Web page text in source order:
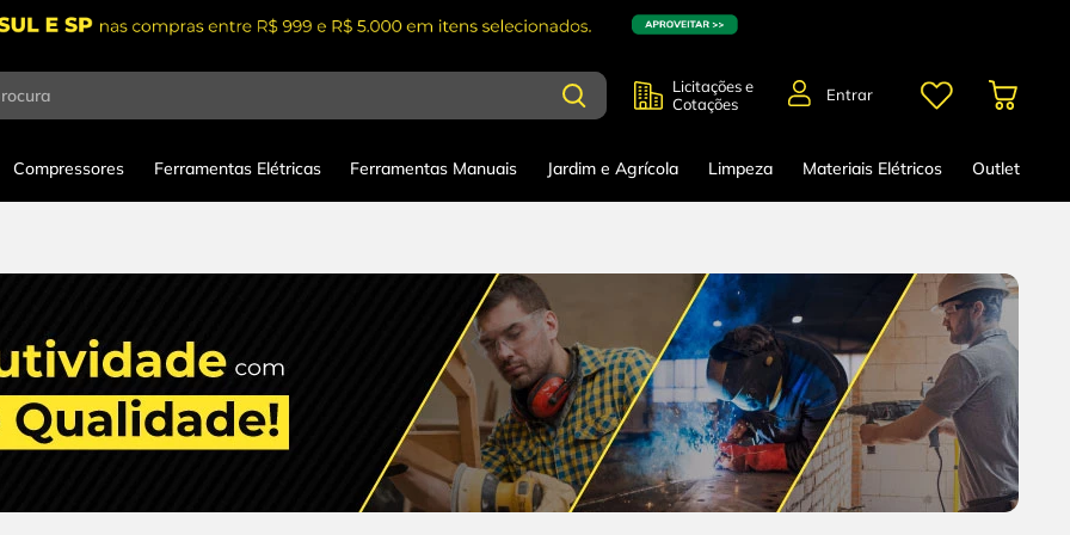
Licitações e
Cotações
Entrar
Compressores Ferramentas Elétricas Ferramentas Manuais Jardim e Agrícola Limpeza Materiais Elétricos Outlet